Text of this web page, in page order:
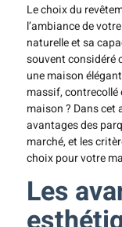
Le choix du
l’ambiance de
naturelle et sa
souvent considéré
une maison
massif,
maison ? Dans cet
avantages des
marché, et les
choix pour votre
Les